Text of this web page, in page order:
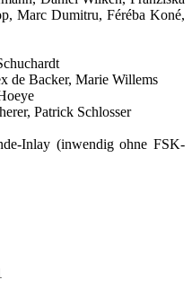
Marc Dumitru, Féréba Koné,
de Backer, Marie Willems
Patrick Schlosser
Inlay (inwendig ohne FSK-